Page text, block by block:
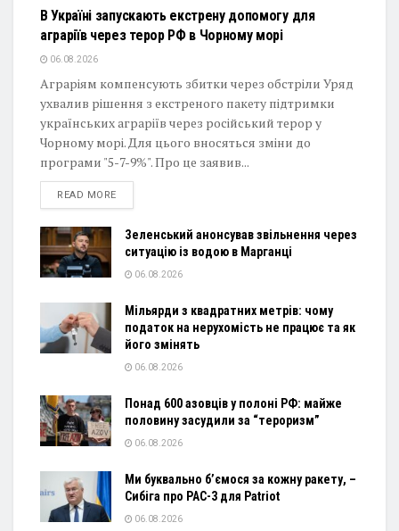
В Україні запускають екстрену допомогу для
аграріїв через терор РФ в Чорному морі
06.08.2026
Аграріям компенсують збитки через обстріли Уряд
ухвалив рішення з екстреного пакету підтримки
українських аграріїв через російський терор у
Чорному морі. Для цього вносяться зміни до
програми "5-7-9%". Про це заявив...
READ MOREDETAILS
Зеленський анонсував звільнення через
ситуацію із водою в Марганці
06.08.2026
Мільярди з квадратних метрів: чому
податок на нерухомість не працює та як
його змінять
06.08.2026
Понад 600 азовців у полоні РФ: майже
половину засудили за “тероризм”
06.08.2026
Ми буквально б’ємося за кожну ракету, –
Сибіга про PAC-3 для Patriot
06.08.2026